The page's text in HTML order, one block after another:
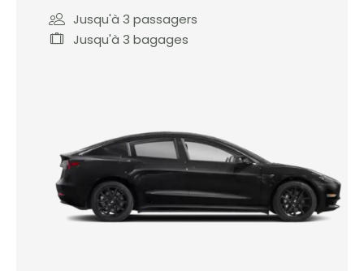
Jusqu'à 3 passagers
Jusqu'à 3 bagages